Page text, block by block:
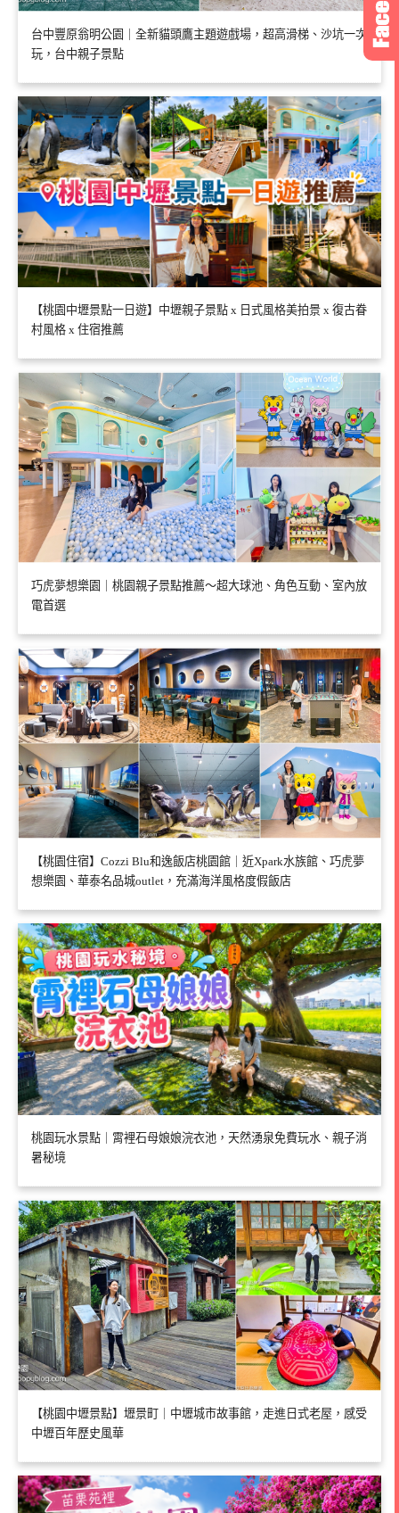
台中豐原翁明公園｜全新貓頭鷹主題遊戲場，超高滑梯、沙坑一次
玩，台中親子景點
【桃園中壢景點一日遊】中壢親子景點 x 日式風格美拍景 x 復古眷
村風格 x 住宿推薦
巧虎夢想樂園｜桃園親子景點推薦～超大球池、角色互動、室內放
電首選
【桃園住宿】Cozzi Blu和逸飯店桃園館｜近Xpark水族館、巧虎夢
想樂園、華泰名品城outlet，充滿海洋風格度假飯店
桃園玩水景點｜霄裡石母娘娘浣衣池，天然湧泉免費玩水、親子消
暑秘境
【桃園中壢景點】壢景町｜中壢城市故事館，走進日式老屋，感受
中壢百年歷史風華